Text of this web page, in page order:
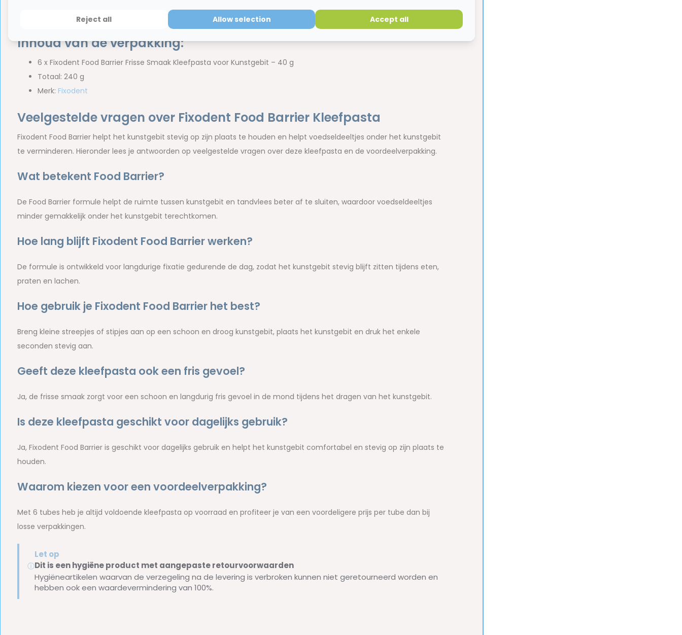
De samenstelling kan volgens de fabrikant licht variëren.
Inhoud van de verpakking:
6 x Fixodent Food Barrier Frisse Smaak Kleefpasta voor Kunstgebit – 40 g
Totaal: 240 g
Merk: Fixodent
Veelgestelde vragen over Fixodent Food Barrier Kleefpasta
Fixodent Food Barrier helpt het kunstgebit stevig op zijn plaats te houden en helpt voedseldeeltjes onder het kunstgebit
te verminderen. Hieronder lees je antwoorden op veelgestelde vragen over deze kleefpasta en de voordeelverpakking.
Wat betekent Food Barrier?
De Food Barrier formule helpt de ruimte tussen kunstgebit en tandvlees beter af te sluiten, waardoor voedseldeeltjes
minder gemakkelijk onder het kunstgebit terechtkomen.
Hoe lang blijft Fixodent Food Barrier werken?
De formule is ontwikkeld voor langdurige fixatie gedurende de dag, zodat het kunstgebit stevig blijft zitten tijdens eten,
praten en lachen.
Hoe gebruik je Fixodent Food Barrier het best?
Breng kleine streepjes of stipjes aan op een schoon en droog kunstgebit, plaats het kunstgebit en druk het enkele
seconden stevig aan.
Geeft deze kleefpasta ook een fris gevoel?
Ja, de frisse smaak zorgt voor een schoon en langdurig fris gevoel in de mond tijdens het dragen van het kunstgebit.
Is deze kleefpasta geschikt voor dagelijks gebruik?
Ja, Fixodent Food Barrier is geschikt voor dagelijks gebruik en helpt het kunstgebit comfortabel en stevig op zijn plaats te
houden.
Waarom kiezen voor een voordeelverpakking?
Met 6 tubes heb je altijd voldoende kleefpasta op voorraad en profiteer je van een voordeligere prijs per tube dan bij
losse verpakkingen.
ⓘ
Let op
Dit is een hygiëne product met aangepaste retourvoorwaarden
Hygiëneartikelen waarvan de verzegeling na de levering is verbroken kunnen niet geretourneerd worden en
hebben ook een waardevermindering van 100%.
Reject all Allow selection Accept all